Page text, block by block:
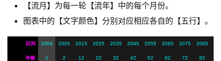
服
【流月】为每一轮【流年】中的每个月份。
图表中的【文字颜色】分别对应相应各自的【五行】。
区间 2004 2005 2015 2025 2035 2045 2055 2065 2075 2085
年龄 1 2 12 22 32 42 52 62 72 82